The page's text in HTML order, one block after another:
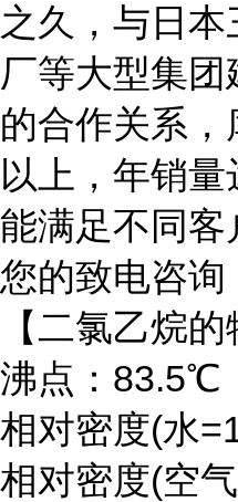
之久，与日
厂等大型集
的合作关系
以上，年销量
能满足不同客
您的致电咨询
【二氯乙烷
沸点：
相对密度(
相对密度(